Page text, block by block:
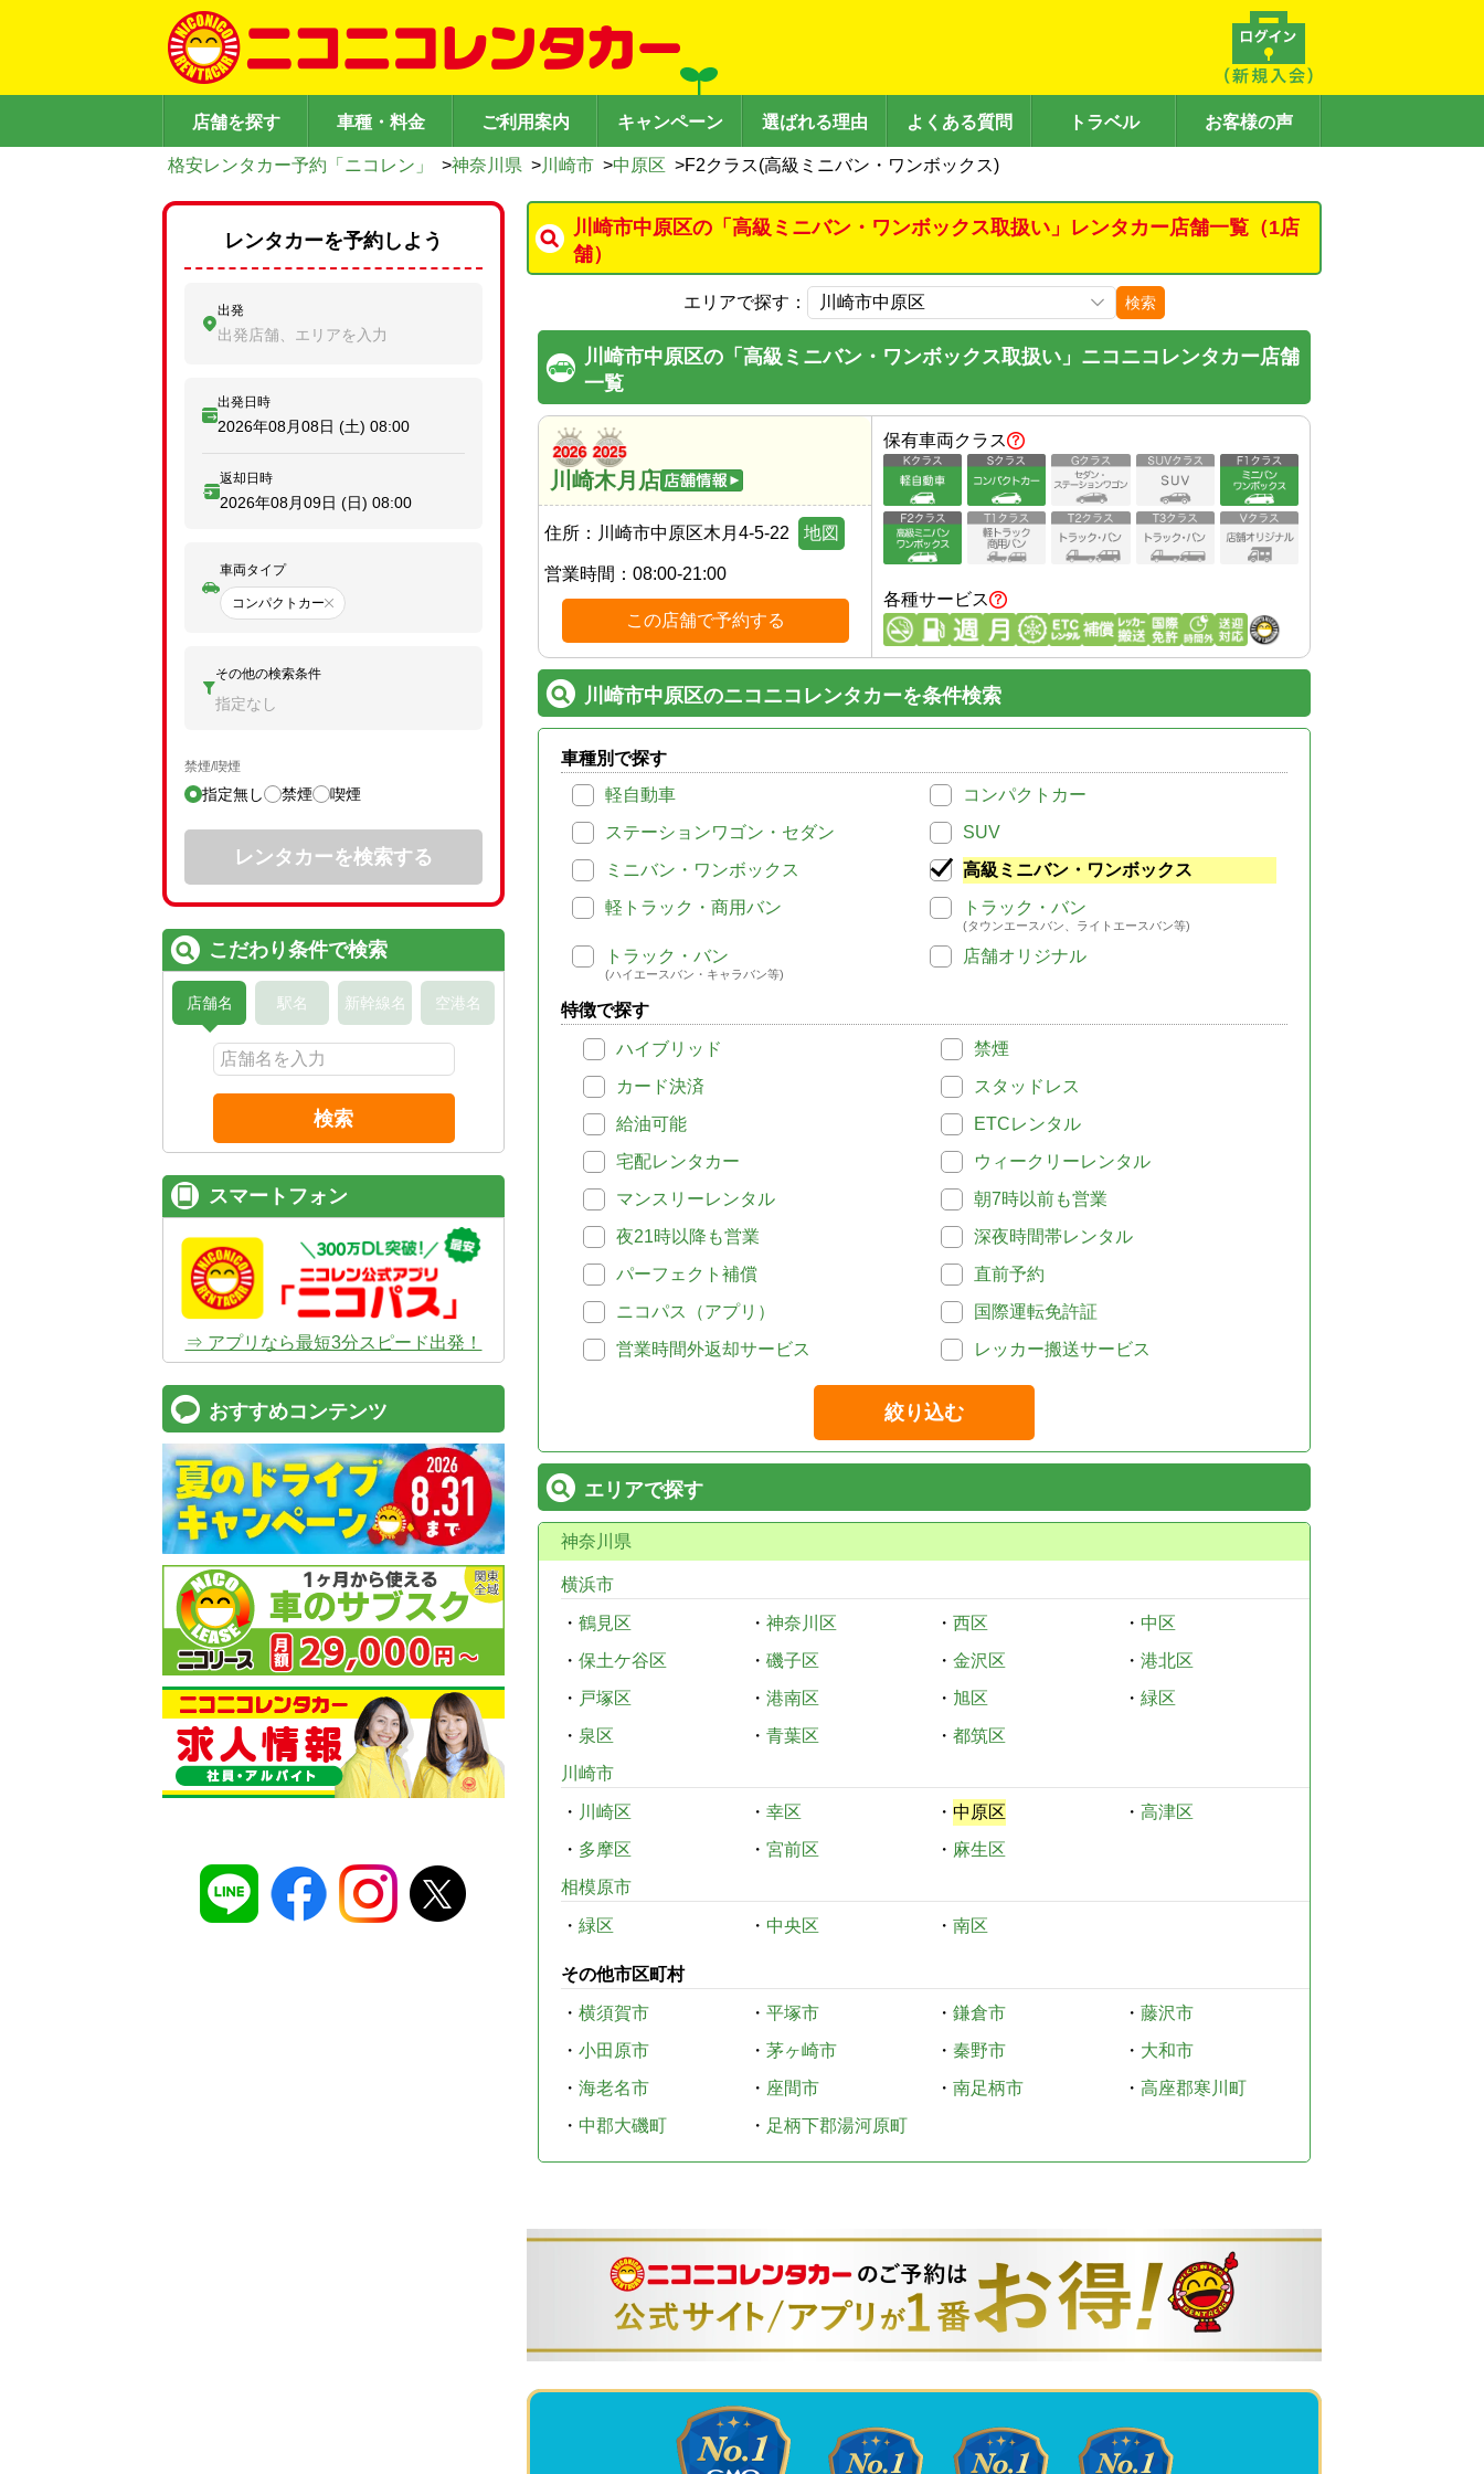
店舗を探す 車種・料金 ご利用案内 キャンペーン 選ばれる理由 よくある質問 トラベル お客様の声
格安レンタカー予約「ニコレン」 >神奈川県 >川崎市 >中原区 >F2クラス(高級ミニバン・ワンボックス)
川崎市中原区の「高級ミニバン・ワンボックス取扱い」レンタカー店舗一覧（1店
舗）
エリアで探す： 検索
川崎市中原区の「高級ミニバン・ワンボックス取扱い」ニコニコレンタカー店舗
一覧
川崎木月店
住所： 川崎市中原区木月4-5-22 地図
営業時間： 08:00-21:00
この店舗で予約する
保有車両クラス
各種サービス
川崎市中原区のニコニコレンタカーを条件検索
車種別で探す
軽自動車
コンパクトカー
ステーションワゴン・セダン
SUV
ミニバン・ワンボックス
高級ミニバン・ワンボックス
軽トラック・商用バン
トラック・バン
(タウンエースバン、ライトエースバン等)
トラック・バン
(ハイエースバン・キャラバン等)
店舗オリジナル
特徴で探す
ハイブリッド
禁煙
カード決済
スタッドレス
給油可能
ETCレンタル
宅配レンタカー
ウィークリーレンタル
マンスリーレンタル
朝7時以前も営業
夜21時以降も営業
深夜時間帯レンタル
パーフェクト補償
直前予約
ニコパス（アプリ）
国際運転免許証
営業時間外返却サービス
レッカー搬送サービス
絞り込む
エリアで探す
神奈川県
横浜市
・ 鶴見区 ・ 神奈川区 ・ 西区 ・ 中区
・ 保土ケ谷区 ・ 磯子区 ・ 金沢区 ・ 港北区
・ 戸塚区 ・ 港南区 ・ 旭区 ・ 緑区
・ 泉区 ・ 青葉区 ・ 都筑区
川崎市
・ 川崎区 ・ 幸区 ・ 中原区 ・ 高津区
・ 多摩区 ・ 宮前区 ・ 麻生区
相模原市
・ 緑区 ・ 中央区 ・ 南区
その他市区町村
・ 横須賀市 ・ 平塚市 ・ 鎌倉市 ・ 藤沢市
・ 小田原市 ・ 茅ヶ崎市 ・ 秦野市 ・ 大和市
・ 海老名市 ・ 座間市 ・ 南足柄市 ・ 高座郡寒川町
・ 中郡大磯町 ・ 足柄下郡湯河原町
レンタカーを予約しよう
出発
出発店舗、エリアを入力
出発日時
2026年08月08日 (土) 08:00
返却日時
2026年08月09日 (日) 08:00
車両タイプ
コンパクトカー
その他の検索条件
指定なし
禁煙/喫煙
指定無し 禁煙 喫煙
レンタカーを検索する
こだわり条件で検索
店舗名 駅名 新幹線名 空港名
検索
スマートフォン
⇒ アプリなら最短3分スピード出発！
おすすめコンテンツ